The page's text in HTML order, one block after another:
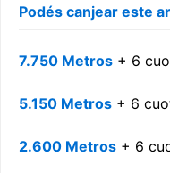
Podés canjear este
7.750 Metros + 6
5.150 Metros + 6
2.600 Metros + 6